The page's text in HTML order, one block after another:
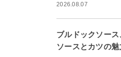
2026.08.07
ブルドックソー
ソースとカツの